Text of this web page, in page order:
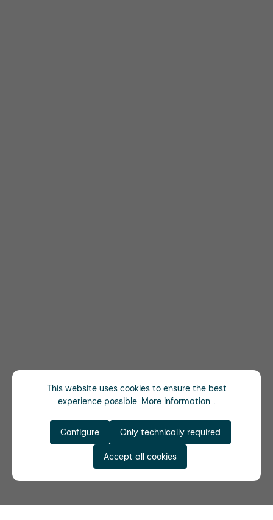
This website uses cookies to ensure the best
experience possible. More information...
Only technically required
Configure
Accept all cookies